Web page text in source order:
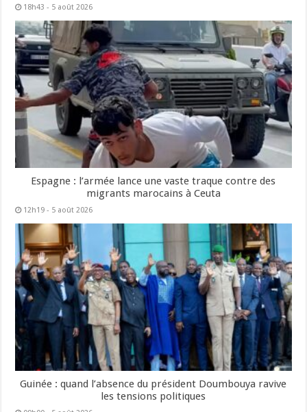
18h43 - 5 août 2026
Espagne : l’armée lance une vaste traque contre des
migrants marocains à Ceuta
12h19 - 5 août 2026
Guinée : quand l’absence du président Doumbouya ravive
les tensions politiques